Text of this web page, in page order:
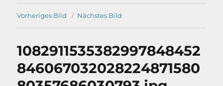
Vorheriges Bild Nächstes Bild
1082911535382997848452
846067032028224871580